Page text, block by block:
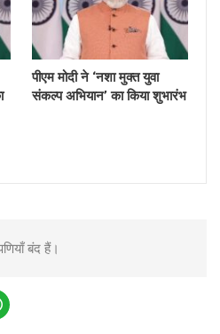
पीएम मोदी ने ‘नशा मुक्त युवा
संकल्प अभियान’ का किया शुभारंभ
बंद हैं।